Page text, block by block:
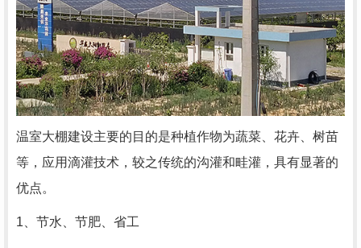
温室大棚建设主要的目的是种植作物为蔬菜、花卉、树苗
等，应用滴灌技术，较之传统的沟灌和畦灌，具有显著的
优点。
1、节水、节肥、省工